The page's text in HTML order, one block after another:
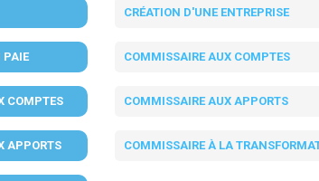
PAIE
COMPTES
APPORTS
CRÉATION D'UNE ENTREPRISE
COMMISSAIRE AUX COMPTES
COMMISSAIRE AUX APPORTS
COMMISSAIRE À LA